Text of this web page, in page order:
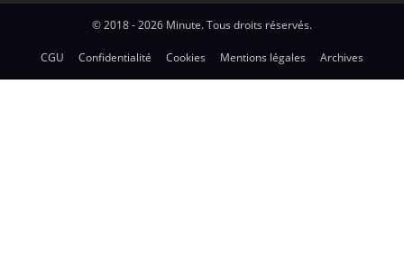
© 2018 - 2026 Minute. Tous droits réservés.
CGU Confidentialité Cookies Mentions légales Archives